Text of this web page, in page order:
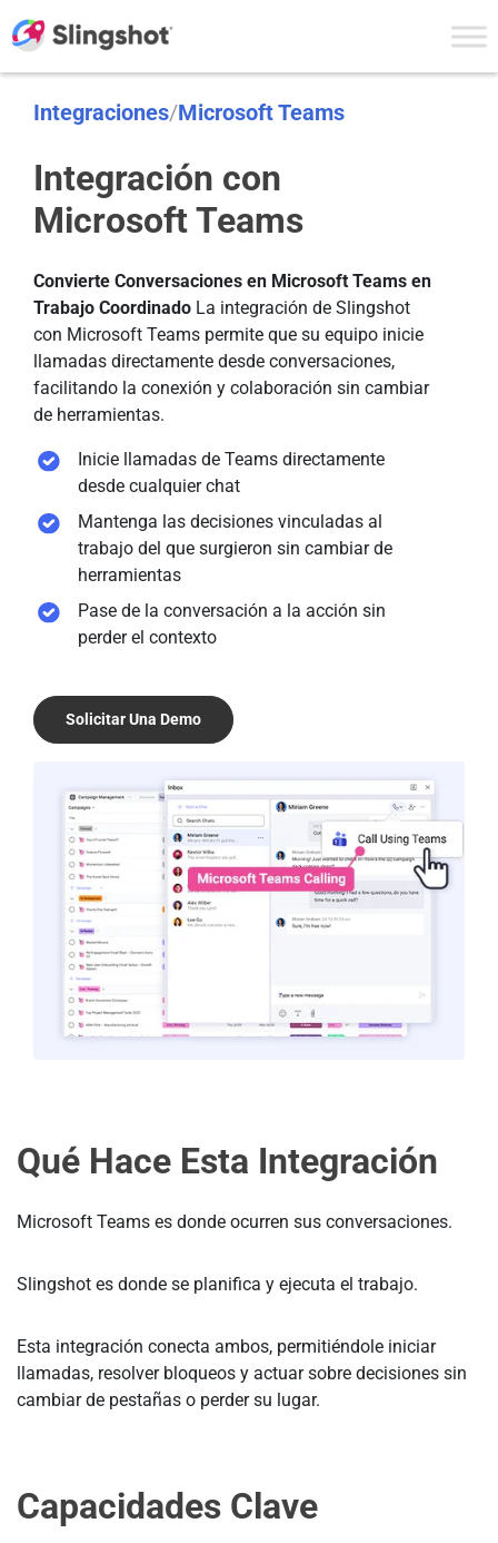
Integraciones/Microsoft Teams
Integración con
Microsoft Teams
Convierte Conversaciones en Microsoft Teams en
Trabajo Coordinado La integración de Slingshot
con Microsoft Teams permite que su equipo inicie
llamadas directamente desde conversaciones,
facilitando la conexión y colaboración sin cambiar
de herramientas.
Inicie llamadas de Teams directamente
desde cualquier chat
Mantenga las decisiones vinculadas al
trabajo del que surgieron sin cambiar de
herramientas
Pase de la conversación a la acción sin
perder el contexto
Solicitar Una Demo
Qué Hace Esta Integración
Microsoft Teams es donde ocurren sus conversaciones.
Slingshot es donde se planifica y ejecuta el trabajo.
Esta integración conecta ambos, permitiéndole iniciar
llamadas, resolver bloqueos y actuar sobre decisiones sin
cambiar de pestañas o perder su lugar.
Capacidades Clave